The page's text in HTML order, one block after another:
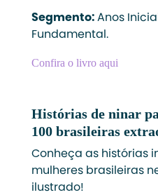
Segmento: Anos
Fundamental.
Confira o livro aqui
Histórias de ninar
100 brasileiras
Conheça as histórias
mulheres brasileiras
ilustrado!